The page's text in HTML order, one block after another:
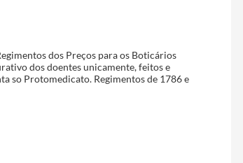
dos Preços para os Boticários
dos doentes unicamente, feitos e
so Protomedicato. Regimentos de 1786 e